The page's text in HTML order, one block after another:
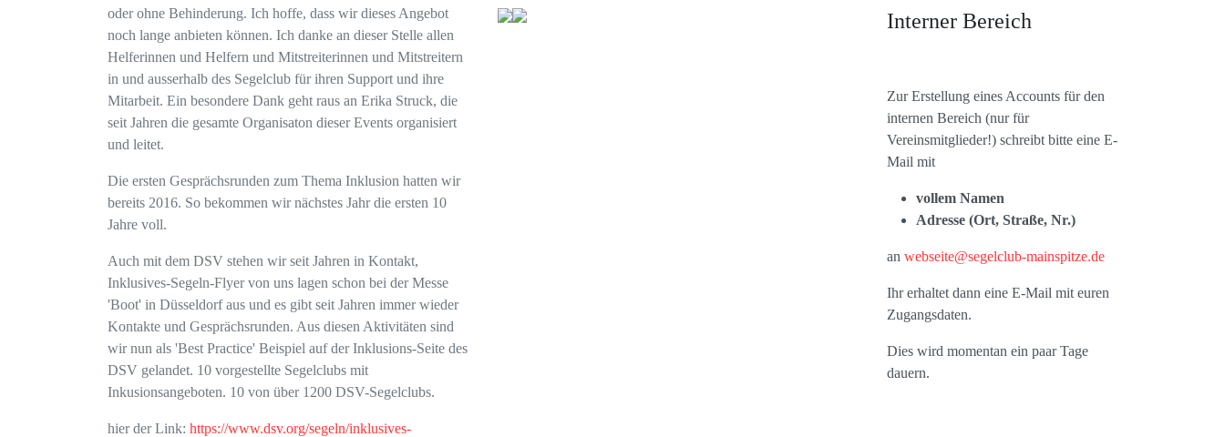
oder ohne Behinderung. Ich hoffe, dass wir dieses Angebot
noch lange anbieten können. Ich danke an dieser Stelle allen
Helferinnen und Helfern und Mitstreiterinnen und Mitstreitern
in und ausserhalb des Segelclub für ihren Support und ihre
Mitarbeit. Ein besondere Dank geht raus an Erika Struck, die
seit Jahren die gesamte Organisaton dieser Events organisiert
und leitet.
Die ersten Gesprächsrunden zum Thema Inklusion hatten wir
bereits 2016. So bekommen wir nächstes Jahr die ersten 10
Jahre voll.
Auch mit dem DSV stehen wir seit Jahren in Kontakt,
Inklusives-Segeln-Flyer von uns lagen schon bei der Messe
'Boot' in Düsseldorf aus und es gibt seit Jahren immer wieder
Kontakte und Gesprächsrunden. Aus diesen Aktivitäten sind
wir nun als 'Best Practice' Beispiel auf der Inklusions-Seite des
DSV gelandet. 10 vorgestellte Segelclubs mit
Inkusionsangeboten. 10 von über 1200 DSV-Segelclubs.
hier der Link: https://www.dsv.org/segeln/inklusives-
Interner Bereich
Zur Erstellung eines Accounts für den
internen Bereich (nur für
Vereinsmitglieder!) schreibt bitte eine E-
Mail mit
vollem Namen
Adresse (Ort, Straße, Nr.)
an webseite@segelclub-mainspitze.de
Ihr erhaltet dann eine E-Mail mit euren
Zugangsdaten.
Dies wird momentan ein paar Tage
dauern.